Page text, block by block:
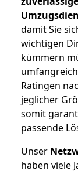
damit Sie
wichtigen
kümmern
Ratingen
jeglicher
somit
passende
Unser
haben viele